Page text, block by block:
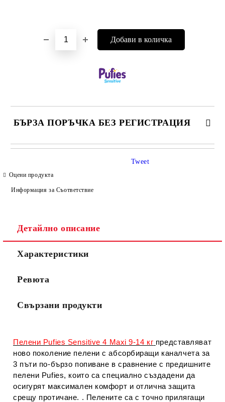
БЪРЗА ПОРЪЧКА БЕЗ РЕГИСТРАЦИЯ
САМО ПОПЪЛНЕТЕ 4 ПОЛЕТА
Съгласен съм сПолитиката за лични данни
Ние ще се свържем с вас в рамките на работния ден.
Оцени продукта
Информация за Съответствие
Tweet
Детайлно описание
Характеристики
Ревюта
Свързани продукти
Пелени Pufies Sensitive 4 Maxi 9-14 кг представляват
ново поколение пелени с абсорбиращи каналчета за
3 пъти по-бързо попиване в сравнение с предишните
пелени Pufies, които са специално създадени да
осигурят максимален комфорт и отлична защита
срещу протичане. . Пелените са с точно прилягащи